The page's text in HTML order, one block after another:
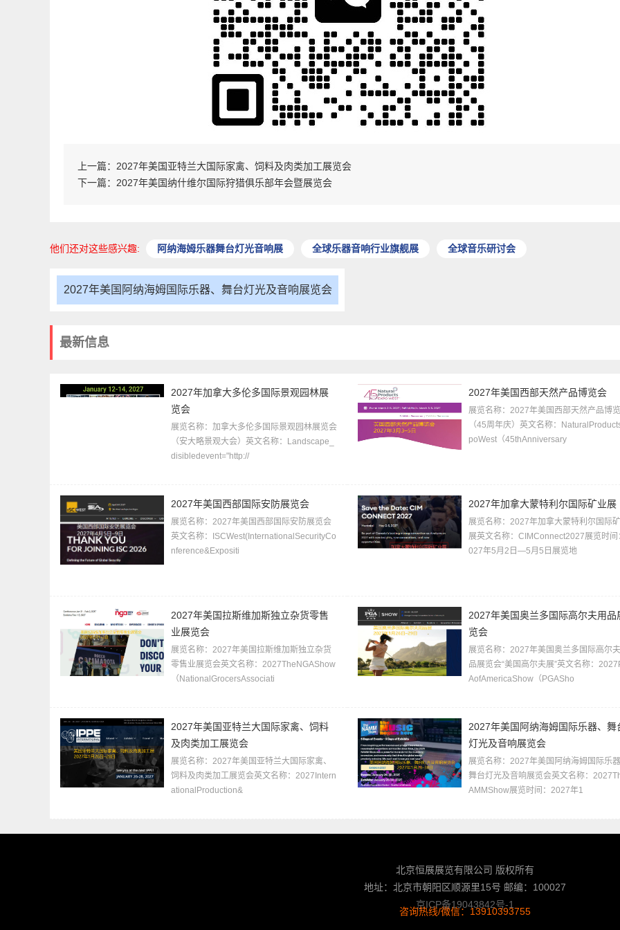
上一篇： 2027年美国亚特兰大国际家禽、饲料及肉类加工展览会
下一篇： 2027年美国纳什维尔国际狩猎俱乐部年会暨展览会
他们还对这些感兴趣: 阿纳海姆乐器舞台灯光音响展 全球乐器音响行业旗舰展 全球音乐研讨会
2027年美国阿纳海姆国际乐器、舞台灯光及音响展览会
最新信息
2027年加拿大多伦多国际景观园林展
览会
展览名称：加拿大多伦多国际景观园林展览会
（安大略景观大会）英文名称：Landscape_
disibledevent="http://
2027年美国西部天然产品博览会
展览名称：2027年美国西部天然产品博
（45周年庆）英文名称：
poWest（45thAnniversary
2027年美国西部国际安防展览会
展览名称：2027年美国西部国际安防展览会
英文名称：ISCWest(InternationalSecurityCo
nference&Expositi
2027年加拿大蒙特利尔国际矿业展
展览名称：2027年加拿大蒙特利尔国际
展英文名称：CIMConnect2027展览时间
027年5月2日—5月5日展览地
2027年美国拉斯维加斯独立杂货零售
业展览会
展览名称：2027年美国拉斯维加斯独立杂货
零售业展览会英文名称：2027TheNGAShow
（NationalGrocersAssociati
2027年美国奥兰多国际高尔夫用品
览会
展览名称：2027年美国奥兰多国际高尔
品展览会“美国高尔夫展”英文名称：
AofAmericaShow（PGASho
2027年美国亚特兰大国际家禽、饲料
及肉类加工展览会
展览名称：2027年美国亚特兰大国际家禽、
饲料及肉类加工展览会英文名称：2027Intern
ationalProduction&
2027年美国阿纳海姆国际乐器、舞
灯光及音响展览会
展览名称：2027年美国阿纳海姆国际乐器
舞台灯光及音响展览会英文名称：
AMMShow展览时间：2027年1
北京恒展展览有限公司 版权所有
地址：北京市朝阳区顺源里15号 邮编：100027
京ICP备19043842号-1
咨询热线/微信：13910393755